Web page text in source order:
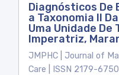
Diagnósticos De
a Taxonomia II
Uma Unidade
Imperatriz,
JMPHC | Journal of
Care | ISSN 2179-6750